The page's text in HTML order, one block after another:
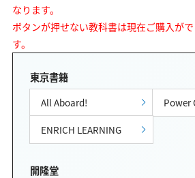
なります。
ボタンが押せない教科書は現在ご購入が
す。
東京書籍
All Aboard!
Power
ENRICH LEARNING
開隆堂